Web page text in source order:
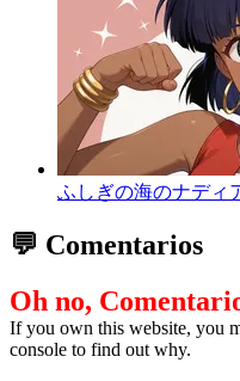
ふしぎの海のナディ
💬 Comentarios
Oh no,
If you own this website, you
console to find out why.